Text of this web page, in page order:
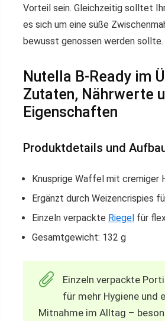
Vorteil sein. Gleichzeitig solltet
es sich um eine süße
bewusst genossen werden sollte.
Nutella B-Ready im
Zutaten, Nährwerte
Eigenschaften
Produktdetails und
Knusprige Waffel mit cremiger
Ergänzt durch Weizencrispies
Einzeln verpackte Riegel für
Gesamtgewicht: 132 g
Einzeln verpackte
für mehr Hygiene und
Mitnahme im Alltag –